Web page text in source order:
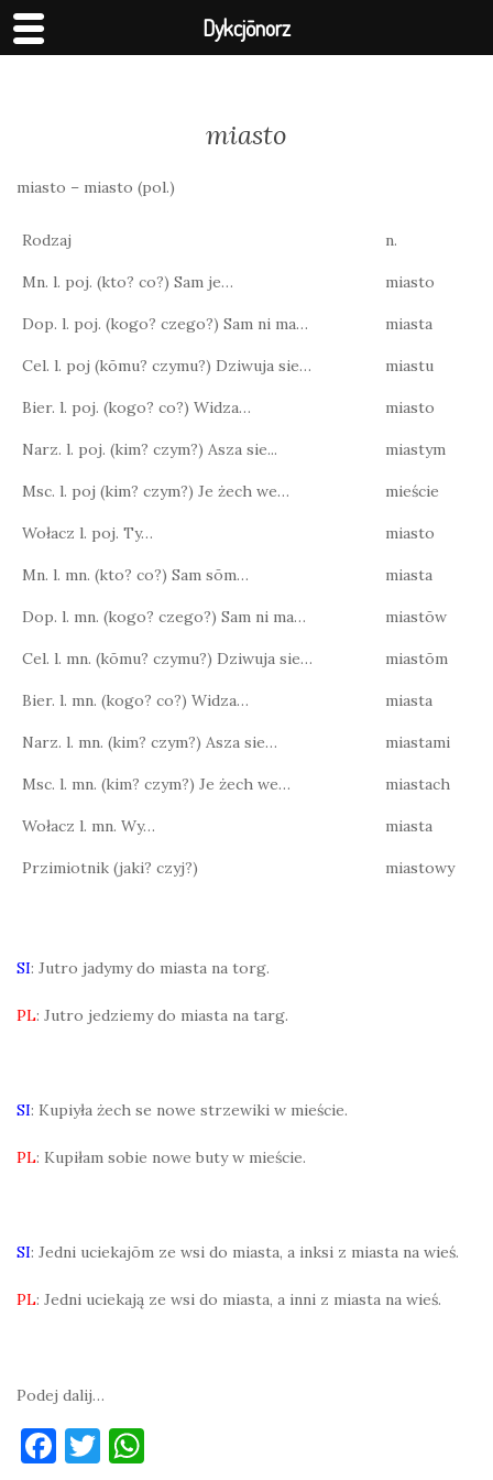
miasto
miasto – miasto (pol.)
Rodzaj n.
Mn. l. poj. (kto? co?) Sam je… miasto
Dop. l. poj. (kogo? czego?) Sam ni ma… miasta
Cel. l. poj (kōmu? czymu?) Dziwuja sie… miastu
Bier. l. poj. (kogo? co?) Widza… miasto
Narz. l. poj. (kim? czym?) Asza sie... miastym
Msc. l. poj (kim? czym?) Je żech we… mieście
Wołacz l. poj. Ty… miasto
Mn. l. mn. (kto? co?) Sam sōm… miasta
Dop. l. mn. (kogo? czego?) Sam ni ma… miastōw
Cel. l. mn. (kōmu? czymu?) Dziwuja sie… miastōm
Bier. l. mn. (kogo? co?) Widza… miasta
Narz. l. mn. (kim? czym?) Asza sie… miastami
Msc. l. mn. (kim? czym?) Je żech we… miastach
Wołacz l. mn. Wy… miasta
Przimiotnik (jaki? czyj?) miastowy
SI: Jutro jadymy do miasta na torg.
PL: Jutro jedziemy do miasta na targ.
SI: Kupiyła żech se nowe strzewiki w mieście.
PL: Kupiłam sobie nowe buty w mieście.
SI: Jedni uciekajōm ze wsi do miasta, a inksi z miasta na wieś.
PL: Jedni uciekają ze wsi do miasta, a inni z miasta na wieś.
Podej dalij…
F T
Dykcjōnorz